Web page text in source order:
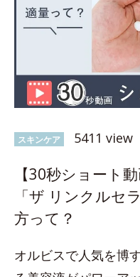
スキンケア 5411 view
【30秒ショート
「ザ リンクルセ
方って？
オルビスで人気を博